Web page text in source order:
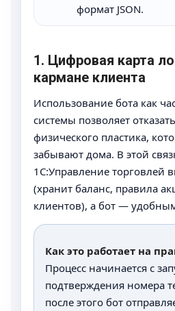
формат JSON.
1. Цифровая карта
кармане клиента
Использование бота как
системы позволяет
физического пластика,
забывают дома. В этой
1С:Управление торговлей
(хранит баланс, правила
клиентов), а бот —
Как это работает на
Процесс начинается с
подтверждения номера
после этого бот